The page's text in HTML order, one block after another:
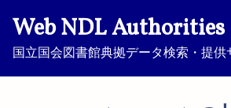
Web NDL Authorities
国立国会図書館典拠データ検索・提供